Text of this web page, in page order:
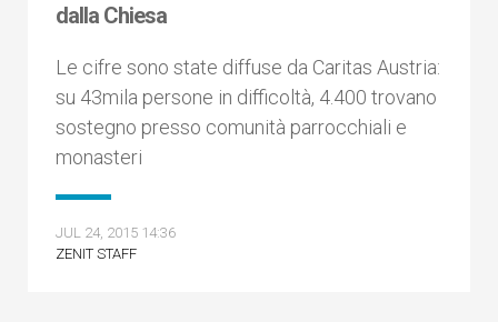
dalla Chiesa
Le cifre sono state diffuse da Caritas Austria:
su 43mila persone in difficoltà, 4.400 trovano
sostegno presso comunità parrocchiali e
monasteri
JUL 24, 2015 14:36
ZENIT STAFF